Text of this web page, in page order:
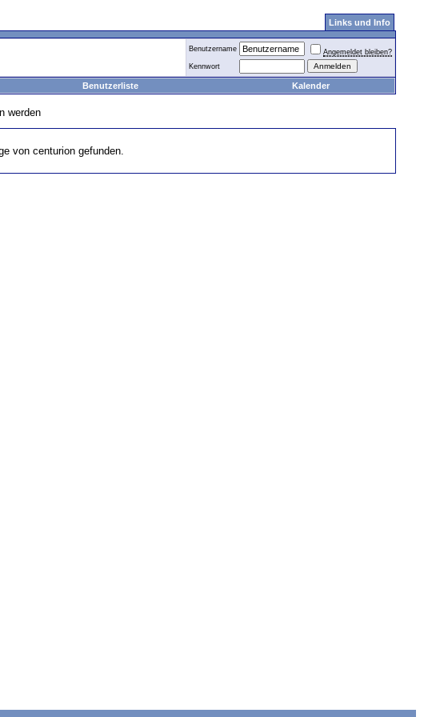
Links und Info
Benutzername
Angemeldet bleiben?
Kennwort
Benutzerliste Kalender
werden
von centurion gefunden.